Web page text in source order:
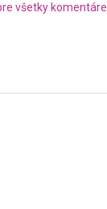
všetky komentáre